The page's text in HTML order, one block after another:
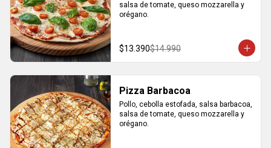
salsa de tomate, queso mozzarella y
orégano.
$13.390$14.990
Pizza Barbacoa
Pollo, cebolla estofada, salsa barbacoa,
salsa de tomate, queso mozzarella y
orégano.